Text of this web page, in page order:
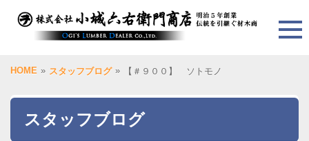
HOME » スタッフブログ » 【＃９００】 ソトモノ
スタッフブログ